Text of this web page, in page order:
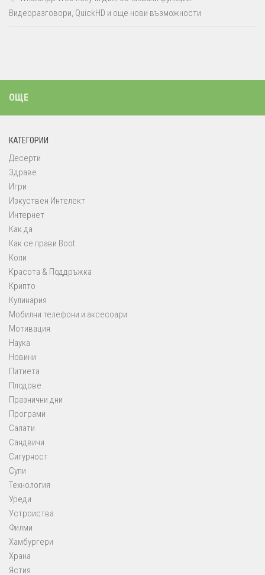
Видеоразговори, QuickHD и още нови възможности
ОЩЕ
КАТЕГОРИИ
Десерти
Здраве
Игри
Изкуствен Интелект
Интернет
Как да
Как се прави Boot
Коли
Красота & Поддръжка
Крипто
Кулинария
Мобилни телефони и аксесоари
Мотивация
Наука
Новини
Питиета
Плодове
Празнични дни
Програми
Салати
Сандвичи
Сигурност
Супи
Технология
Уреди
Устроиства
Филми
Хамбургери
Храна
Ястия